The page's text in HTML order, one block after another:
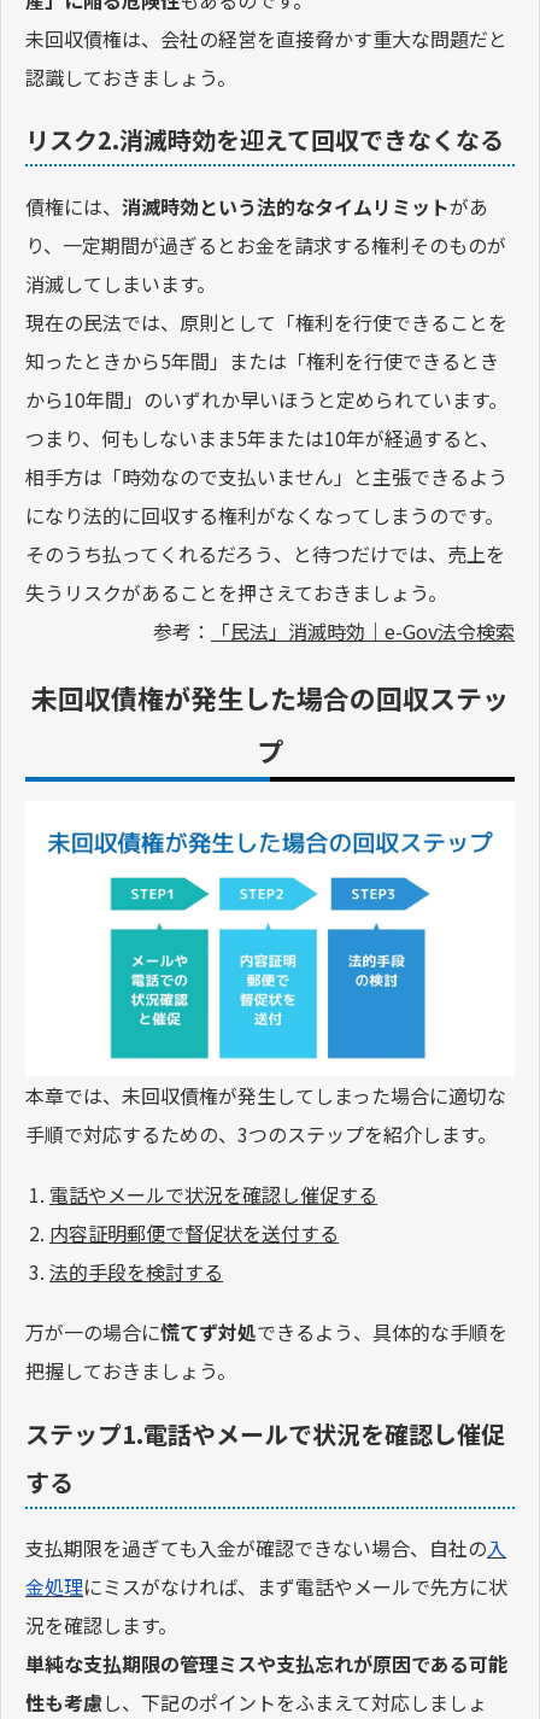
未回収債権は、会社の経営を直接脅かす重大な問題だと
認識しておきましょう。
リスク2.消滅時効を迎えて回収できなくなる
債権には、 消滅時効という法的なタイムリミットがあ
り、一定期間が過ぎるとお金を請求する権利そのものが
消滅してしまいます。
現在の民法では、原則として「権利を行使できることを
知ったときから5年間」または「権利を行使できるとき
から10年間」のいずれか早いほうと定められています。
つまり、何もしないまま5年または10年が経過すると、
相手方は「時効なので支払いません」と主張できるよう
になり法的に回収する権利がなくなってしまうのです。
そのうち払ってくれるだろう、と待つだけでは、売上を
失うリスクがあることを押さえておきましょう。
参考：
「民法」消滅時効｜e-Gov法令検索
未回収債権が発生した場合の回収ステッ
プ
本章では、未回収債権が発生してしまった場合に適切な
手順で対応するための、3つのステップを紹介します。
電話やメールで状況を確認し催促する
内容証明郵便で督促状を送付する
法的手段を検討する
万が一の場合に慌てず対処できるよう、具体的な手順を
把握しておきましょう。
ステップ1.電話やメールで状況を確認し催促
する
支払期限を過ぎても入金が確認できない場合、自社の入
金処理にミスがなければ、まず電話やメールで先方に状
況を確認します。
単純な支払期限の管理ミスや支払忘れが原因である可能
性も考慮 し、下記のポイントをふまえて対応しましょ